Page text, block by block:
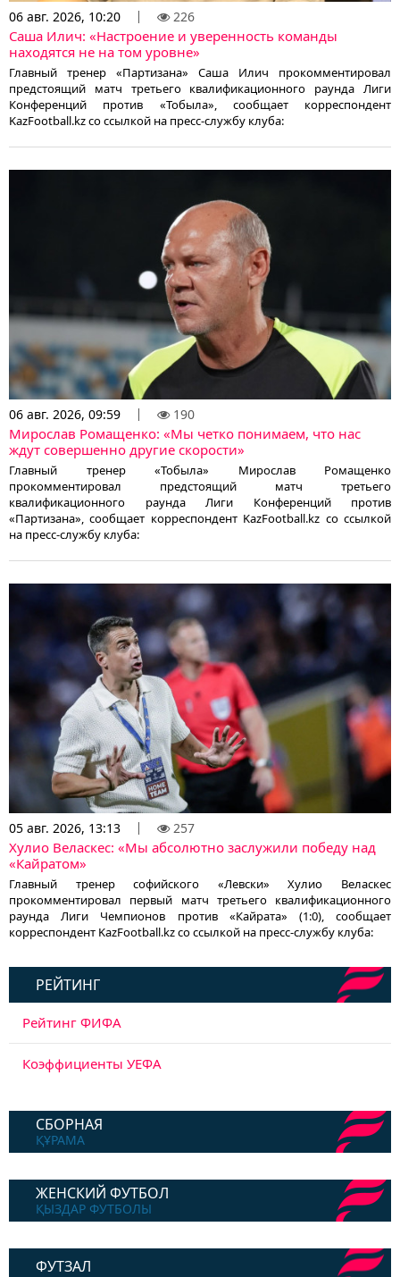
06 авг. 2026, 10:20 226
Саша Илич: «Настроение и уверенность команды
находятся не на том уровне»
Главный тренер «Партизана» Саша Илич прокомментировал
предстоящий матч третьего квалификационного раунда Лиги
Конференций против «Тобыла», сообщает корреспондент
KazFootball.kz со ссылкой на пресс-службу клуба:
06 авг. 2026, 09:59 190
Мирослав Ромащенко: «Мы четко понимаем, что нас
ждут совершенно другие скорости»
Главный тренер «Тобыла» Мирослав Ромащенко
прокомментировал предстоящий матч третьего
квалификационного раунда Лиги Конференций против
«Партизана», сообщает корреспондент KazFootball.kz со ссылкой
на пресс-службу клуба:
05 авг. 2026, 13:13 257
Хулио Веласкес: «Мы абсолютно заслужили победу над
«Кайратом»
Главный тренер софийского «Левски» Хулио Веласкес
прокомментировал первый матч третьего квалификационного
раунда Лиги Чемпионов против «Кайрата» (1:0), сообщает
корреспондент KazFootball.kz со ссылкой на пресс-службу клуба:
РЕЙТИНГ
Рейтинг ФИФА
Коэффициенты УЕФА
СБОРНАЯ
ҚҰРАМА
ЖЕНСКИЙ ФУТБОЛ
ҚЫЗДАР ФУТБОЛЫ
ФУТЗАЛ